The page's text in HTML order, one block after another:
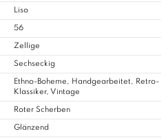
Liso
56
Zellige
Sechseckig
Ethno-Boheme, Handgearbeitet, Retro-
Klassiker, Vintage
Roter Scherben
Glänzend